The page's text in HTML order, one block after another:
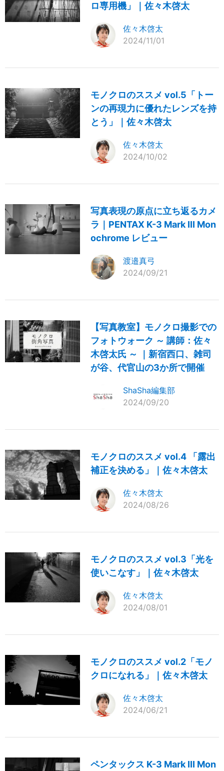
ロ専用機」｜佐々木啓太
佐々木啓太
2024/11/01
モノクロのススメ vol.5「トー
ンの再現力に優れたレンズを持
とう」｜佐々木啓太
佐々木啓太
2024/10/02
写真表現の原点に立ち返るカメ
ラ｜PENTAX K-3 Mark III Mon
ochrome レビュー
渡邉真弓
2024/09/21
【写真教室】モノクロ撮影での
フォトウォーク ～ 講師：佐々
木啓太氏 ～ ｜新宿西口、雑司
が谷、代官山の3か所で開催
ShaSha編集部
2024/09/20
モノクロのススメ vol.4 「露出
補正を決める」｜佐々木啓太
佐々木啓太
2024/08/26
モノクロのススメ vol.3「光を
使いこなす」｜佐々木啓太
佐々木啓太
2024/08/01
モノクロのススメ vol.2「モノ
クロになれる」｜佐々木啓太
佐々木啓太
2024/06/21
ペンタックス K-3 Mark III Mon